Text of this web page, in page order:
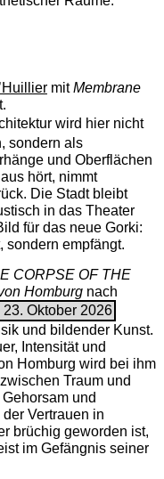
mit ­Membrane
wird hier nicht
sondern als
und Oberflächen
hört, nimmt
Die Stadt bleibt
in das Theater
für das neue Gorki:
sondern empfängt.
CORPSE OF THE
Homburgnach
23. Oktober 2026
und bildender Kunst.
Intensität und
Homburg wird bei ihm
Traum und
und
Vertrauen in
brüchig geworden ist,
im Gefängnis seiner